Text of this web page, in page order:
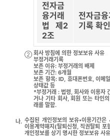
전자금
융거래
법 제2
2조
전자금융
기록 확인
② 회사 방침에 의한 정보보유 사유
부정거래기록
보존 이유: 부정거래의 배제
보존 기간: 6개월
보존 항목: ID, 휴대폰번호, 이메
상태값 등
*부정거래 : 법령, 회사와 이용자
거나 기타 회사, 회원 또는 타인
래를 말함.
나. 수집된 개인정보의 보유•이용기간
이용계약해지(탈퇴신청, 직권탈퇴 포
개인정보를 상기 명시한 정보보유 사